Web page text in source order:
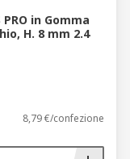
in Gomma
H. 8 mm 2.4
8,79 €/confezione